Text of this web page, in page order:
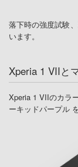
落下時の強度試験、
います。
Xperia 1 VIIと
Xperia 1 VIIのカラ
ーキッドパープル